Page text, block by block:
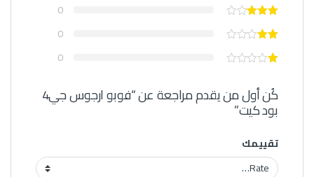
0
0
0
كُن أول من يقدم مراجعة عن “فوبو ارجوس جي4
بود كيت”
تقييمك